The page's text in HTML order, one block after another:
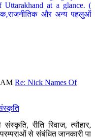
Uttarakhand at a glance. (
और अन्य पहलुओं
AM Re: Nick Names Of
रीति रिवाज, त्यौहार,
से संबंधित जानकारी पा